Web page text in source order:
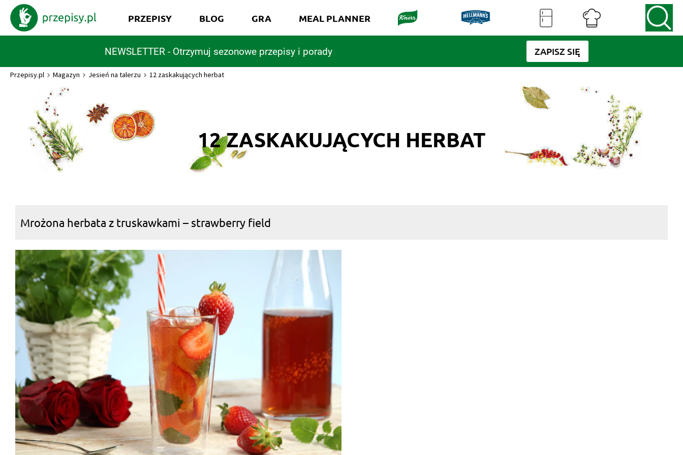
NEWSLETTER - Otrzymuj sezonowe przepisy i porady ZAPISZ SIĘ
PRZEPISY BLOG GRA MEAL PLANNER
Przepisy.pl Magazyn Jesień na talerzu 12 zaskakujących herbat
12 ZASKAKUJĄCYCH HERBAT
Mrożona herbata z truskawkami – strawberry field